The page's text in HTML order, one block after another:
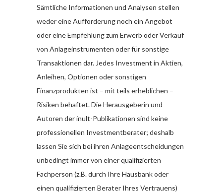
Sämtliche Informationen und Analysen stellen
weder eine Aufforderung noch ein Angebot
oder eine Empfehlung zum Erwerb oder Verkauf
von Anlageinstrumenten oder für sonstige
Transaktionen dar. Jedes Investment in Aktien,
Anleihen, Optionen oder sonstigen
Finanzprodukten ist – mit teils erheblichen –
Risiken behaftet. Die Herausgeberin und
Autoren der inult-Publikationen sind keine
professionellen Investmentberater; deshalb
lassen Sie sich bei ihren Anlageentscheidungen
unbedingt immer von einer qualifizierten
Fachperson (z.B. durch Ihre Hausbank oder
einen qualifizierten Berater Ihres Vertrauens)